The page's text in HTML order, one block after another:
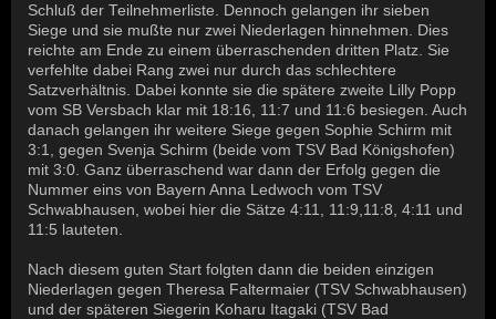
Schluß der Teilnehmerliste. Dennoch gelangen ihr sieben
Siege und sie mußte nur zwei Niederlagen hinnehmen. Dies
reichte am Ende zu einem überraschenden dritten Platz. Sie
verfehlte dabei Rang zwei nur durch das schlechtere
Satzverhältnis. Dabei konnte sie die spätere zweite Lilly Popp
vom SB Versbach klar mit 18:16, 11:7 und 11:6 besiegen. Auch
danach gelangen ihr weitere Siege gegen Sophie Schirm mit
3:1, gegen Svenja Schirm (beide vom TSV Bad Königshofen)
mit 3:0. Ganz überraschend war dann der Erfolg gegen die
Nummer eins von Bayern Anna Ledwoch vom TSV
Schwabhausen, wobei hier die Sätze 4:11, 11:9,11:8, 4:11 und
11:5 lauteten.
Nach diesem guten Start folgten dann die beiden einzigen
Niederlagen gegen Theresa Faltermaier (TSV Schwabhausen)
und der späteren Siegerin Koharu Itagaki (TSV Bad